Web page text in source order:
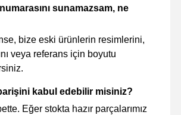
sunamazsam, ne
bize eski ürünlerin resimlerini,
veya referans için boyutu
kabul edebilir misiniz?
Eğer stokta hazır parçalarımız